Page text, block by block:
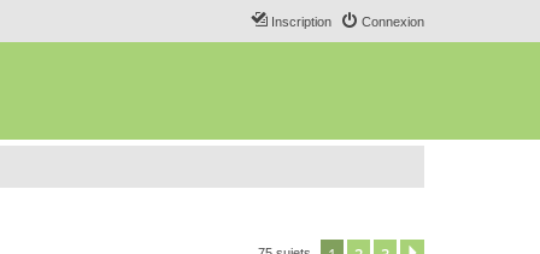
Connexion
Inscription